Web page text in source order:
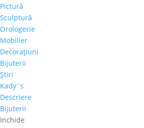
Pictură
Sculptură
Orologerie
Mobilier
Decoraţiuni
Bijuterii
Ştiri
Kady`s
Descriere
Bijuterii
Inchide